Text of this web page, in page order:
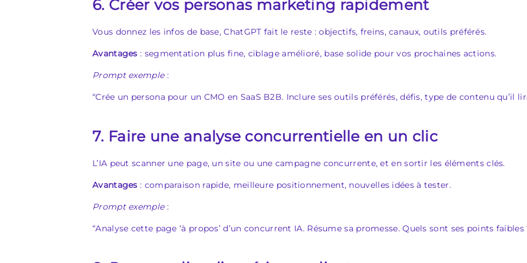
6. Créer vos personas marketing rapidement
Vous donnez les infos de base, ChatGPT fait le reste : objectifs, freins, canaux, outils préférés.
Avantages : segmentation plus fine, ciblage amélioré, base solide pour vos prochaines actions.
Prompt exemple:
“Crée un persona pour un CMO en SaaS B2B. Inclure ses outils préférés, défis, type de contenu qu’il
7. Faire une analyse concurrentielle en un clic
L’IA peut scanner une page, un site ou une campagne concurrente, et en sortir les éléments clés.
Avantages : comparaison rapide, meilleure positionnement, nouvelles idées à tester.
Prompt exemple:
“Analyse cette page ‘à propos’ d’un concurrent IA. Résume sa promesse. Quels sont ses points faibles